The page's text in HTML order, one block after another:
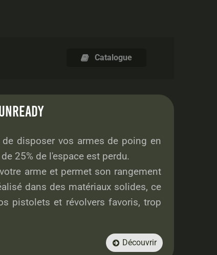
Catalogue
disposer vos armes de poing en
25% de l'espace est perdu.
arme et permet son rangement
dans des matériaux solides, ce
pistolets et révolvers favoris, trop
 Découvrir